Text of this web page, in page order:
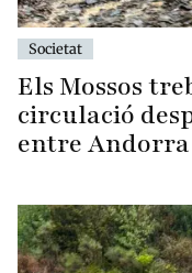
Societat
Els Mossos
circulació
entre